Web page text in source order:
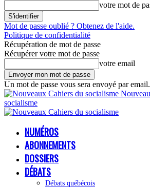
votre mot de
Mot de passe oublié ? Obtenez de l'aide.
Politique de confidentialité
Récupération de mot de passe
Récupérer votre mot de passe
votre email
Un mot de passe vous sera envoyé par email.
socialisme
NUMÉROS
ABONNEMENTS
DOSSIERS
DÉBATS
Débats québécois